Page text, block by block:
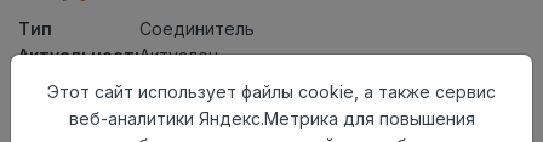
Тип
Соединитель
АктуальностьАктуален
Материал
Осталось150 шт
Этот сайт использует файлы cookie, а также сервис
веб-аналитики Яндекс.Метрика для повышения